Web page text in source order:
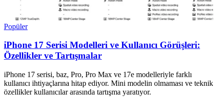
Popüler
iPhone 17 Serisi Modelleri ve Kullanıcı Görüşleri:
Özellikler ve Tartışmalar
iPhone 17 serisi, baz, Pro, Pro Max ve 17e modelleriyle farklı
kullanıcı ihtiyaçlarına hitap ediyor. Mini modelin olmaması ve teknik
özellikler kullanıcılar arasında tartışma yaratıyor.